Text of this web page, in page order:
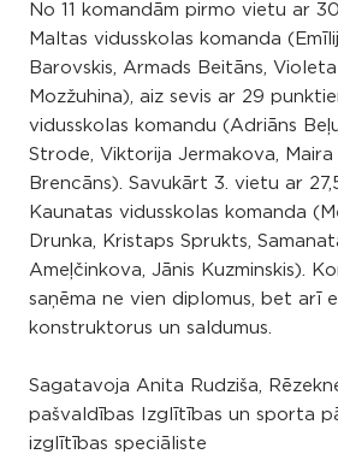
No 11 komandām pirmo vietu ar
Maltas vidusskolas komanda
Barovskis, Armads Beitāns,
Mozžuhina), aiz sevis ar 29
vidusskolas komandu (Adriāns
Strode, Viktorija Jermakova, Maira
Brencāns). Savukārt 3. vietu ar
Kaunatas vidusskolas komanda
Drunka, Kristaps Sprukts,
Ameļčinkova, Jānis Kuzminskis).
saņēma ne vien diplomus, bet arī
konstruktorus un saldumus.
Sagatavoja Anita Rudziša,
pašvaldības Izglītības un sporta
izglītības speciāliste